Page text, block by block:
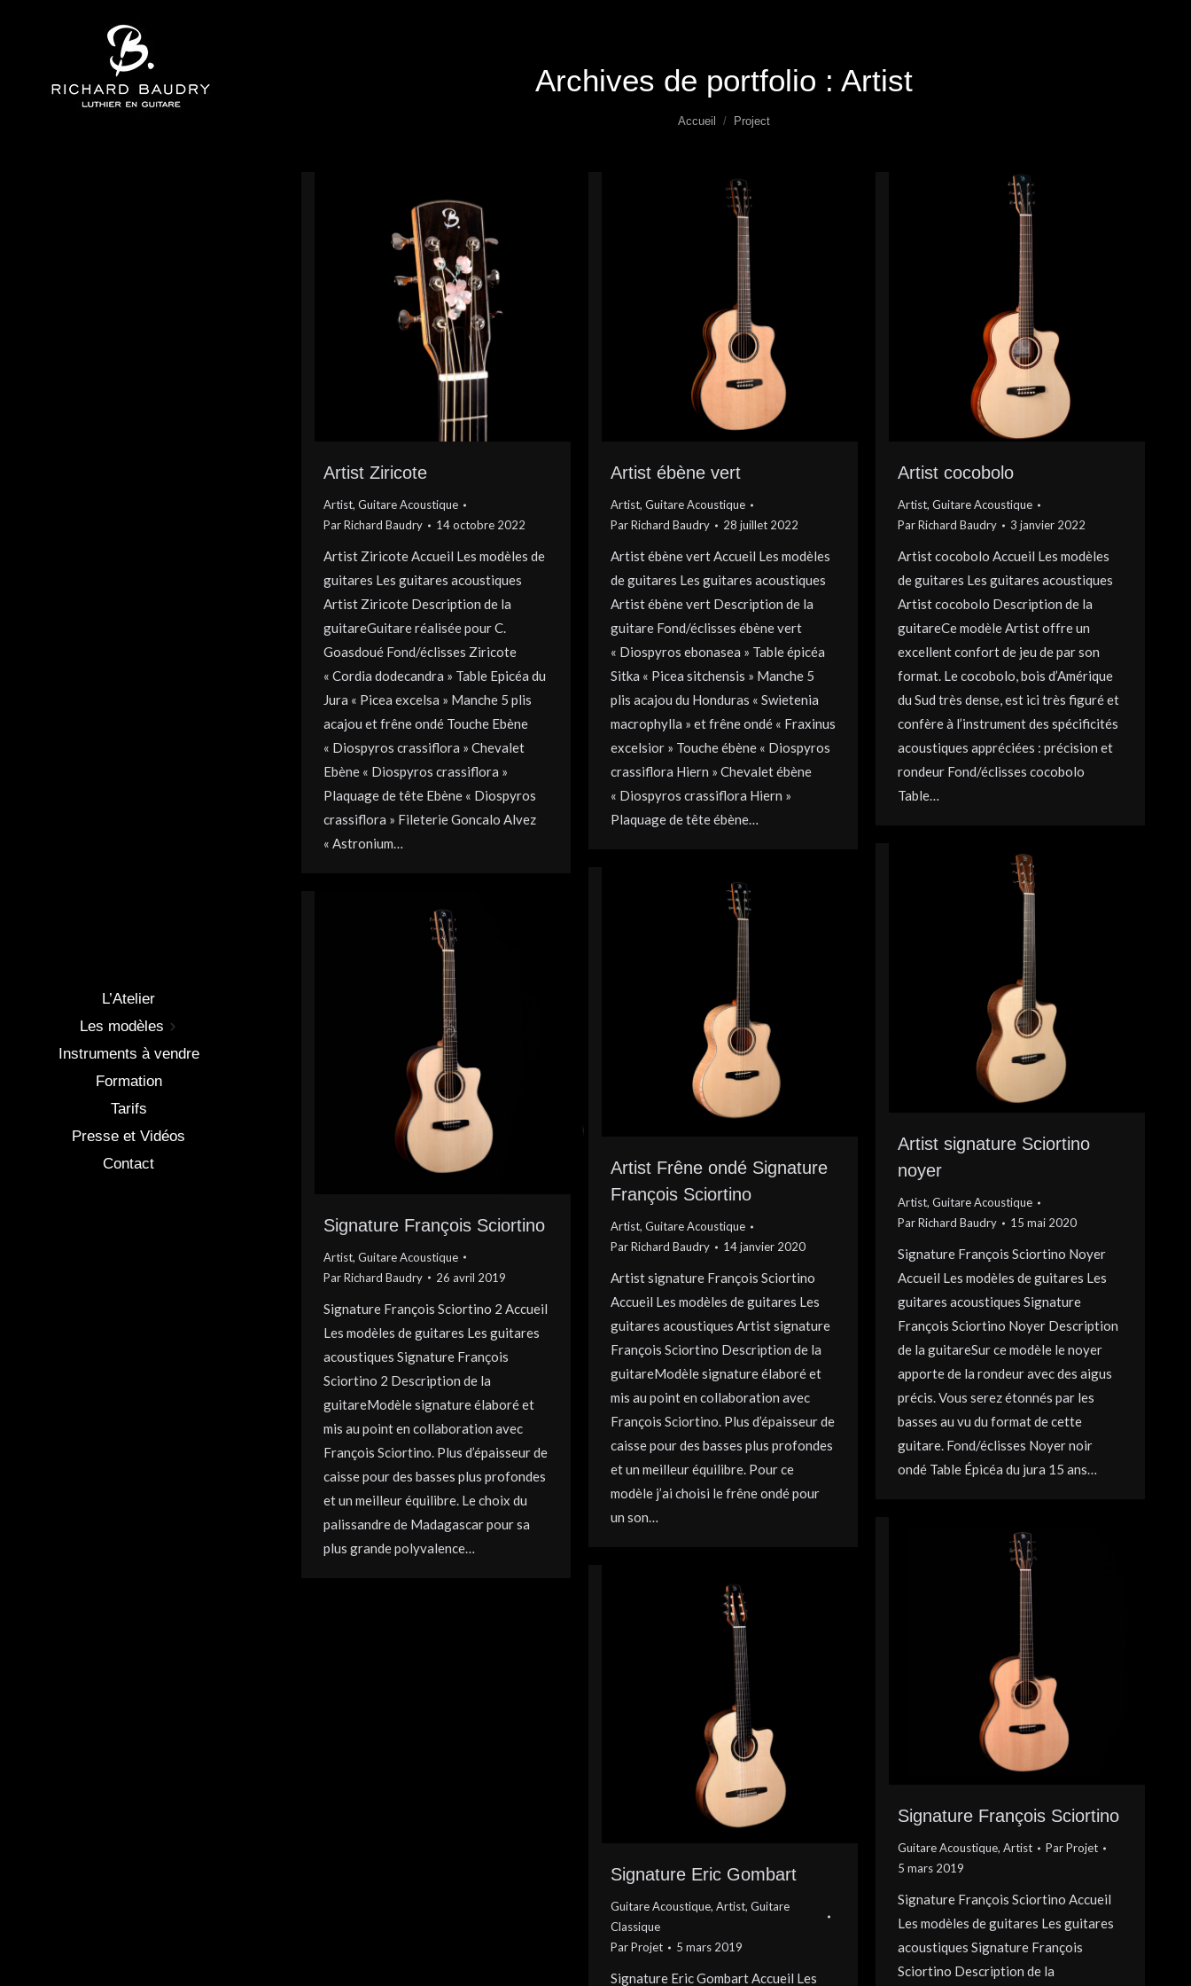
L’Atelier
Les modèles
Instruments à vendre
Formation
Tarifs
Presse et Vidéos
Contact
Archives de portfolio : Artist
Vous êtes ici :
Accueil Project
Artist Ziricote
Artist, Guitare Acoustique
ParRichard Baudry 14 octobre 2022
Artist Ziricote Accueil Les modèles de
guitares Les guitares acoustiques
Artist Ziricote Description de la
guitareGuitare réalisée pour C.
Goasdoué Fond/éclisses Ziricote
« Cordia dodecandra » Table Epicéa du
Jura « Picea excelsa » Manche 5 plis
acajou et frêne ondé Touche Ebène
« Diospyros crassiflora » Chevalet
Ebène « Diospyros crassiflora »
Plaquage de tête Ebène « Diospyros
crassiflora » Fileterie Goncalo Alvez
« Astronium…
Artist ébène vert
Artist, Guitare Acoustique
ParRichard Baudry 28 juillet 2022
Artist ébène vert Accueil Les modèles
de guitares Les guitares acoustiques
Artist ébène vert Description de la
guitare Fond/éclisses ébène vert
« Diospyros ebonasea » Table épicéa
Sitka « Picea sitchensis » Manche 5
plis acajou du Honduras « Swietenia
macrophylla » et frêne ondé « Fraxinus
excelsior » Touche ébène « Diospyros
crassiflora Hiern » Chevalet ébène
« Diospyros crassiflora Hiern »
Plaquage de tête ébène…
Artist cocobolo
Artist, Guitare Acoustique
ParRichard Baudry 3 janvier 2022
Artist cocobolo Accueil Les modèles
de guitares Les guitares acoustiques
Artist cocobolo Description de la
guitareCe modèle Artist offre un
excellent confort de jeu de par son
format. Le cocobolo, bois d’Amérique
du Sud très dense, est ici très figuré et
confère à l’instrument des spécificités
acoustiques appréciées : précision et
rondeur Fond/éclisses cocobolo
Table…
Artist signature Sciortino
noyer
Artist, Guitare Acoustique
ParRichard Baudry 15 mai 2020
Signature François Sciortino Noyer
Accueil Les modèles de guitares Les
guitares acoustiques Signature
François Sciortino Noyer Description
de la guitareSur ce modèle le noyer
apporte de la rondeur avec des aigus
précis. Vous serez étonnés par les
basses au vu du format de cette
guitare. Fond/éclisses Noyer noir
ondé Table Épicéa du jura 15 ans…
Artist Frêne ondé Signature
François Sciortino
Artist, Guitare Acoustique
ParRichard Baudry 14 janvier 2020
Artist signature François Sciortino
Accueil Les modèles de guitares Les
guitares acoustiques Artist signature
François Sciortino Description de la
guitareModèle signature élaboré et
mis au point en collaboration avec
François Sciortino. Plus d’épaisseur de
caisse pour des basses plus profondes
et un meilleur équilibre. Pour ce
modèle j’ai choisi le frêne ondé pour
un son…
Signature François Sciortino
Artist, Guitare Acoustique
ParRichard Baudry 26 avril 2019
Signature François Sciortino 2 Accueil
Les modèles de guitares Les guitares
acoustiques Signature François
Sciortino 2 Description de la
guitareModèle signature élaboré et
mis au point en collaboration avec
François Sciortino. Plus d’épaisseur de
caisse pour des basses plus profondes
et un meilleur équilibre. Le choix du
palissandre de Madagascar pour sa
plus grande polyvalence…
Signature François Sciortino
Guitare Acoustique, Artist ParProjet
5 mars 2019
Signature François Sciortino Accueil
Les modèles de guitares Les guitares
acoustiques Signature François
Sciortino Description de la
Signature Eric Gombart
Guitare Acoustique, Artist, Guitare
Classique
ParProjet 5 mars 2019
Signature Eric Gombart Accueil Les